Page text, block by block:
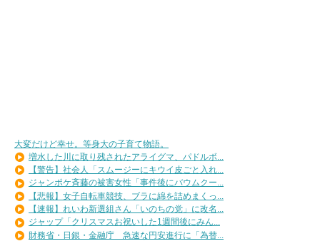
大変だけど幸せ。等身大の子育て物語。
増水した川に取り残されたアライグマ、パドルボ...
【警告】社会人「スムージーにキウイ皮ごと入れ...
ジャンポケ斉藤の被害女性「事件後にバウムクー...
【悲報】女子自転車競技、ブラに綿を詰めまくっ...
【速報】れいわ新選組さん「いのちの党」に改名...
ジャップ「クリスマスお祝いした1週間後にみん...
財務省・日銀・金融庁 急速な円安進行に「為替...